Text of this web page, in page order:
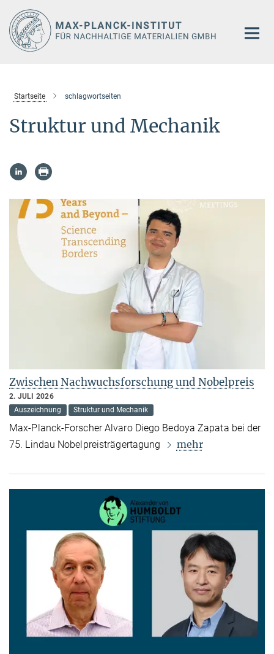
Hauptinhalt
Startseite schlagwortseiten
Struktur und Mechanik
Zwischen Nachwuchsforschung und Nobelpreis
2. JULI 2026
Auszeichnung
Struktur und Mechanik
Max-Planck-Forscher Alvaro Diego Bedoya Zapata bei der
75. Lindau Nobelpreisträgertagung
mehr